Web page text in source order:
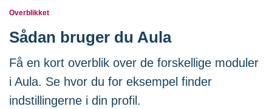
Overblikket
Sådan bruger du Aula
Få en kort overblik over de forskellige moduler
i Aula. Se hvor du for eksempel finder
indstillingerne i din profil.